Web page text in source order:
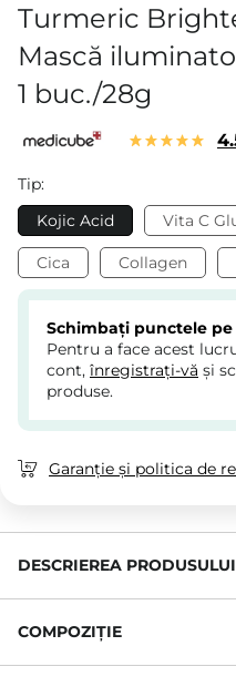
Turmeric
Mască
1 buc./28g
Tip:
Kojic Acid
Vita C
Cica Collagen
Schimbați punctele pe
Pentru a face acest
cont, înregistrați-vă și
produse.
Garanție și politica de
DESCRIEREA PRODUSULUI
COMPOZIŢIE